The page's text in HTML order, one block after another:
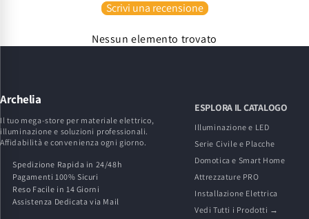
Scrivi una recensione
Nessun elemento trovato
Archelia
Il tuo mega-store per materiale elettrico,
illuminazione e soluzioni professionali.
Affidabilità e convenienza ogni giorno.
Spedizione Rapida in 24/48h
Pagamenti 100% Sicuri
Reso Facile in 14 Giorni
Assistenza Dedicata via Mail
ESPLORA IL CATALOGO
Illuminazione e LED
Serie Civile e Placche
Domotica e Smart Home
Attrezzature PRO
Installazione Elettrica
Vedi Tutti i Prodotti →